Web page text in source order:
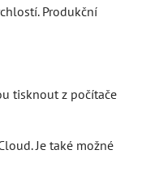
Produkční
tisknout z počítače
Je také možné